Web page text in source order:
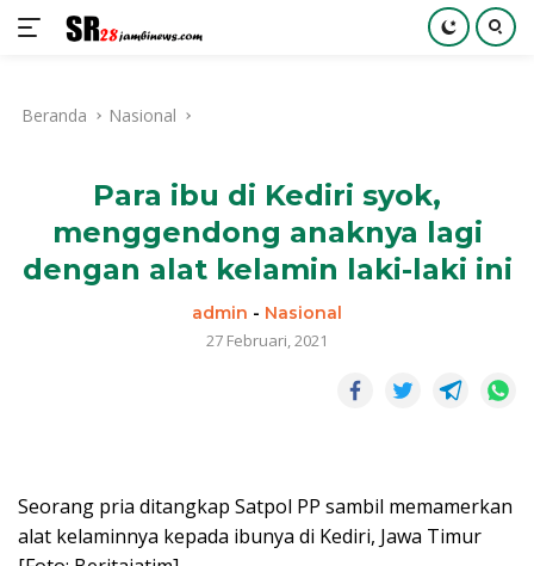
kontenBeranda Nasional
Para ibu di Kediri syok,
menggendong anaknya lagi
dengan alat kelamin laki-laki ini
admin - Nasional
27 Februari, 2021
Seorang pria ditangkap Satpol PP sambil memamerkan
alat kelaminnya kepada ibunya di Kediri, Jawa Timur